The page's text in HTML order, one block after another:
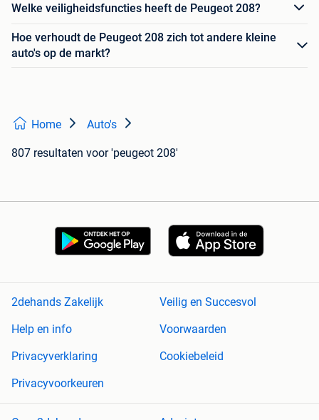
Welke veiligheidsfuncties heeft de Peugeot 208?
Hoe verhoudt de Peugeot 208 zich tot andere kleine
auto's op de markt?
Home Auto's
807 resultaten voor 'peugeot 208'
2dehands Zakelijk
Veilig en Succesvol
Help en info
Voorwaarden
Privacyverklaring
Cookiebeleid
Privacyvoorkeuren